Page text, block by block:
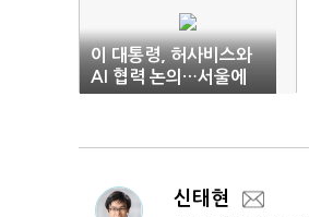
이 대통령, 허사비스와
AI 협력 논의…서울에
'구글 AI 캠퍼스' 추진
신태현